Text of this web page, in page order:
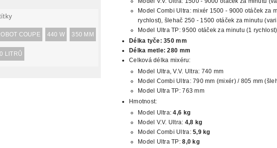
COUPE 440 W 350 MM
LITRŮ
Model Combi Ultra: mixér 1500 - 9000 otáček za
rychlost), šlehač 250 - 1500 otáček za minutu
Model Ultra TP: 9500 otáček za minutu (1 rychlost)
Délka tyče:350 mm
Délka metle: 280 mm
Celková délka mixéru:
Model Ultra, V.V. Ultra: 740 mm
Model Combi Ultra: 790 mm (mixér) / 805 mm
Model Ultra TP: 763 mm
Hmotnost:
Model Ultra:4,6 kg
Model V.V. Ultra: 4,8 kg
Model Combi Ultra:5,9 kg
Model Ultra TP:8,0 kg